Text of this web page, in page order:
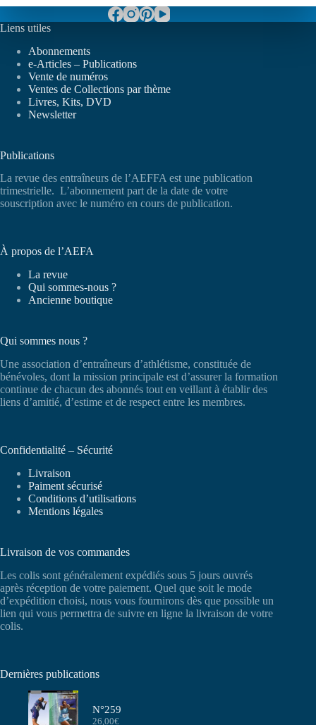
Liens utiles
Abonnements
e-Articles – Publications
Vente de numéros
Ventes de Collections par thème
Livres, Kits, DVD
Newsletter
Publications
La revue des entraîneurs de l’AEFFA est une publication
trimestrielle. L’abonnement part de la date de votre
souscription avec le numéro en cours de publication.
À propos de l’AEFA
La revue
Qui sommes-nous ?
Ancienne boutique
Qui sommes nous ?
Une association d’entraîneurs d’athlétisme, constituée de
bénévoles, dont la mission principale est d’assurer la formation
continue de chacun des abonnés tout en veillant à établir des
liens d’amitié, d’estime et de respect entre les membres.
Confidentialité – Sécurité
Livraison
Paiment sécurisé
Conditions d’utilisations
Mentions légales
Livraison de vos commandes
Les colis sont généralement expédiés sous 5 jours ouvrés
après réception de votre paiement. Quel que soit le mode
d’expédition choisi, nous vous fournirons dès que possible un
lien qui vous permettra de suivre en ligne la livraison de votre
colis.
Dernières publications
N°259
26,00€